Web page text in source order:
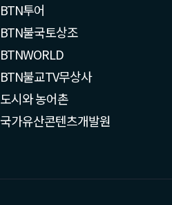
BTN투어
BTN불국토상조
BTNWORLD
BTN불교TV무상사
도시와 농어촌
국가유산콘텐츠개발원